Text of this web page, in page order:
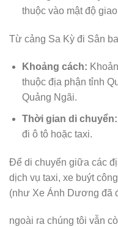
thuộc vào mật độ
Từ cảng Sa Kỳ đi Sân
Khoảng cách:
thuộc địa phận tỉnh
Quảng Ngãi.
Thời gian di chuyển:
đi ô tô hoặc taxi.
Để di chuyển giữa các
dịch vụ taxi, xe buýt
(như Xe Ánh Dương đã
ngoài ra chúng tôi vẫn